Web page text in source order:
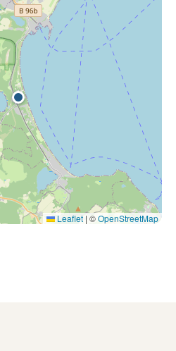
Leaflet | ©OpenStreetMap